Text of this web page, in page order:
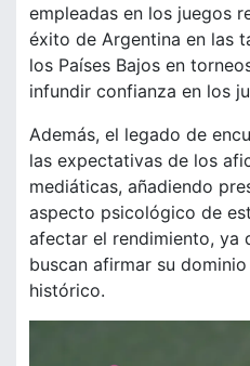
empleadas en los juegos
éxito de Argentina en las
los Países Bajos en
infundir confianza en los
Además, el legado de
las expectativas de los
mediáticas, añadiendo
aspecto psicológico de
afectar el rendimiento, ya
buscan afirmar su
histórico.